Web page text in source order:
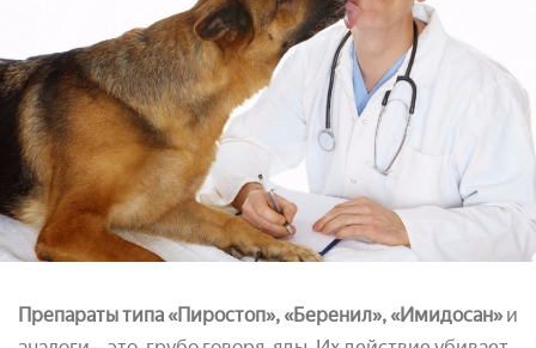
Препараты типа «Пиростоп», «Беренил», «Имидосан» и